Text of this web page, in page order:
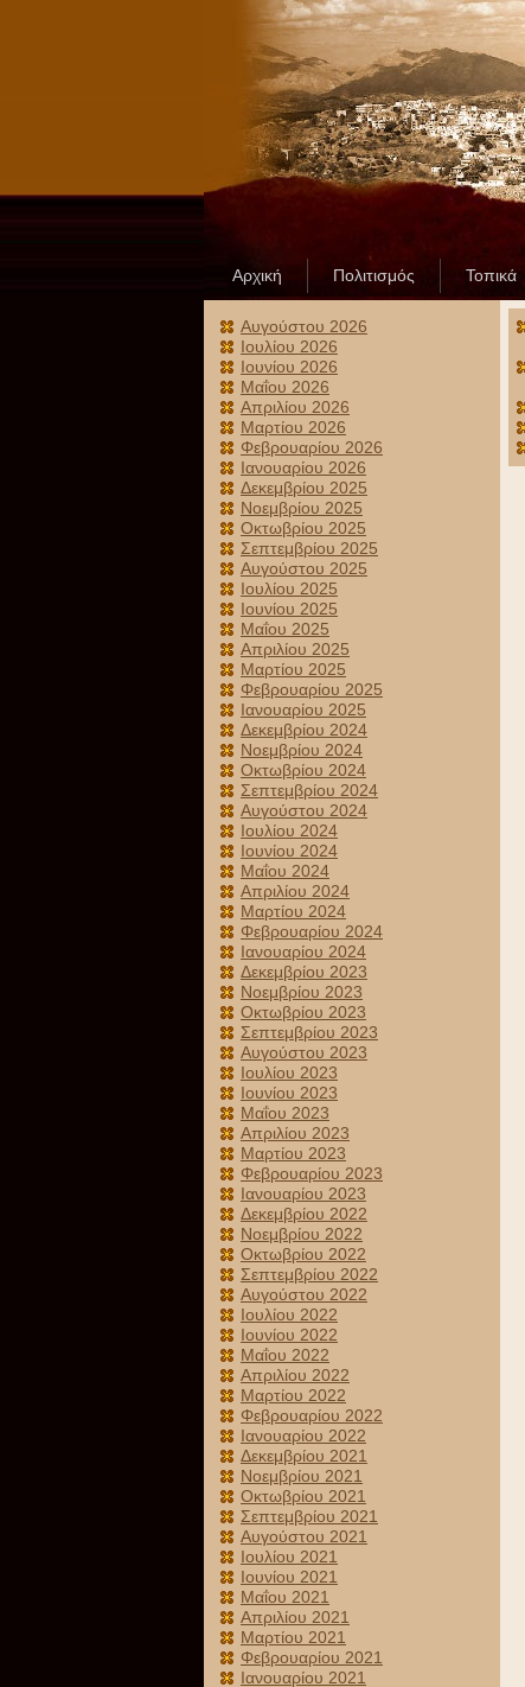
Αρχική Πολιτισμός Τοπικά
Αυγούστου 2026
Ιουλίου 2026
Ιουνίου 2026
Μαΐου 2026
Απριλίου 2026
Μαρτίου 2026
Φεβρουαρίου 2026
Ιανουαρίου 2026
Δεκεμβρίου 2025
Νοεμβρίου 2025
Οκτωβρίου 2025
Σεπτεμβρίου 2025
Αυγούστου 2025
Ιουλίου 2025
Ιουνίου 2025
Μαΐου 2025
Απριλίου 2025
Μαρτίου 2025
Φεβρουαρίου 2025
Ιανουαρίου 2025
Δεκεμβρίου 2024
Νοεμβρίου 2024
Οκτωβρίου 2024
Σεπτεμβρίου 2024
Αυγούστου 2024
Ιουλίου 2024
Ιουνίου 2024
Μαΐου 2024
Απριλίου 2024
Μαρτίου 2024
Φεβρουαρίου 2024
Ιανουαρίου 2024
Δεκεμβρίου 2023
Νοεμβρίου 2023
Οκτωβρίου 2023
Σεπτεμβρίου 2023
Αυγούστου 2023
Ιουλίου 2023
Ιουνίου 2023
Μαΐου 2023
Απριλίου 2023
Μαρτίου 2023
Φεβρουαρίου 2023
Ιανουαρίου 2023
Δεκεμβρίου 2022
Νοεμβρίου 2022
Οκτωβρίου 2022
Σεπτεμβρίου 2022
Αυγούστου 2022
Ιουλίου 2022
Ιουνίου 2022
Μαΐου 2022
Απριλίου 2022
Μαρτίου 2022
Φεβρουαρίου 2022
Ιανουαρίου 2022
Δεκεμβρίου 2021
Νοεμβρίου 2021
Οκτωβρίου 2021
Σεπτεμβρίου 2021
Αυγούστου 2021
Ιουλίου 2021
Ιουνίου 2021
Μαΐου 2021
Απριλίου 2021
Μαρτίου 2021
Φεβρουαρίου 2021
Ιανουαρίου 2021